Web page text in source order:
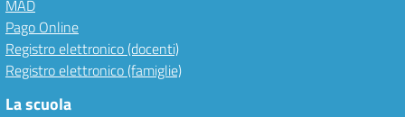
MAD
Pago Online
Registro elettronico (docenti)
Registro elettronico (famiglie)
La scuola